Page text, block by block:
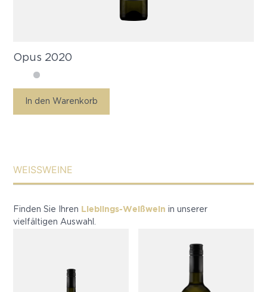
Opus 2020
In den Warenkorb
WEISSWEINE
Finden Sie Ihren Lieblings-Weißwein in unserer
vielfältigen Auswahl.